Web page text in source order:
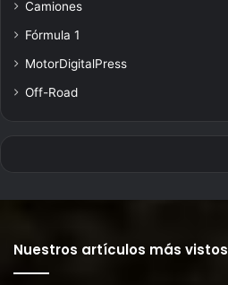
Camiones
Fórmula 1
MotorDigitalPress
Off-Road
Nuestros artículos más vistos